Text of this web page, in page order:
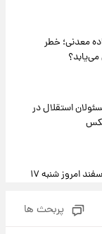
معدنی؛ خطر
می‌یابد؟
استقلال در
قیمت گوشت گوساله و گوسفند امروز شنبه ۱۷
پربحث ها